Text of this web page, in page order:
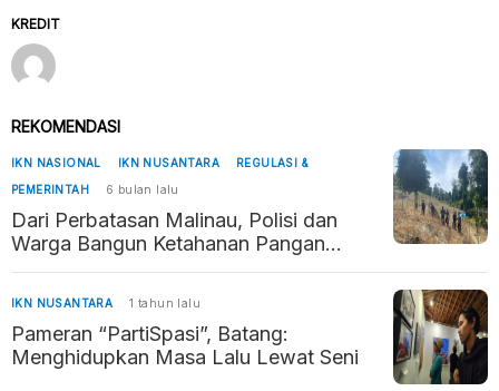
KREDIT
REKOMENDASI
IKN NASIONAL IKN NUSANTARA
REGULASI &
PEMERINTAH
6 bulan lalu
Dari Perbatasan Malinau, Polisi dan
Warga Bangun Ketahanan Pangan
Penyangga Kaltara–Kaltim
IKN NUSANTARA 1 tahun lalu
Pameran “PartiSpasi”, Batang:
Menghidupkan Masa Lalu Lewat Seni